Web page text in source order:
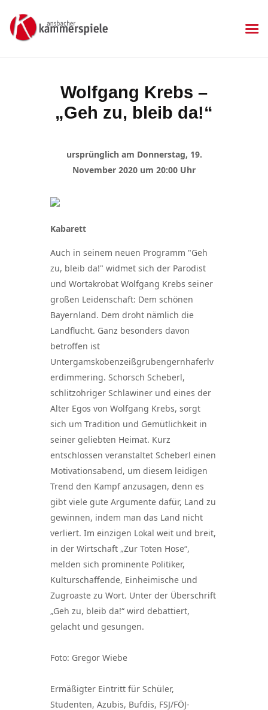
Wolfgang Krebs –
„Geh zu, bleib da!“
KAMMERSPIELE
Aktuelles
Kartenkauf
Mitgliedschaft
Gastronomie
Datenschutzerklärung
ursprünglich am Donnerstag, 19.
November 2020 um 20:00 Uhr
Kabarett
Auch in seinem neuen Programm "Geh
zu, bleib da!" widmet sich der Parodist
und Wortakrobat Wolfgang Krebs seiner
großen Leidenschaft: Dem schönen
Bayernland. Dem droht nämlich die
Landflucht. Ganz besonders davon
betroffen ist
Untergamskobenzeißgrubengernhaferlv
erdimmering. Schorsch Scheberl,
schlitzohriger Schlawiner und eines der
Alter Egos von Wolfgang Krebs, sorgt
sich um Tradition und Gemütlichkeit in
seiner geliebten Heimat. Kurz
entschlossen veranstaltet Scheberl einen
Motivationsabend, um diesem leidigen
Trend den Kampf anzusagen, denn es
gibt viele gute Argumente dafür, Land zu
gewinnen, indem man das Land nicht
verliert. Im einzigen Lokal weit und breit,
in der Wirtschaft „Zur Toten Hose“,
melden sich prominente Politiker,
Kulturschaffende, Einheimische und
Zugroaste zu Wort. Unter der Überschrift
„Geh zu, bleib da!“ wird debattiert,
gelacht und gesungen.
Foto: Gregor Wiebe
Ermäßigter Eintritt für Schüler,
Studenten, Azubis, Bufdis, FSJ/FÖJ-